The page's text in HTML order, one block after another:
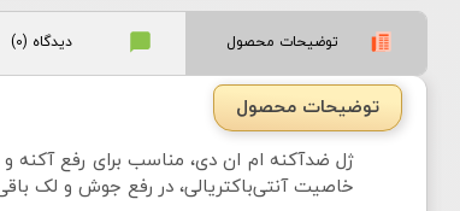
توضیحات محصول دیدگاه (0)
توضیحات محصول
ژل ضدآکنه ام ان دی، مناسب برای رفع
خاصیت آنتی‌باکتریالی، در رفع جوش و لک